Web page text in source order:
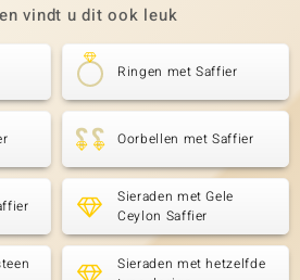
vindt u dit ook leuk
Ringen met Saffier
Oorbellen met Saffier
Sieraden met Gele
Ceylon Saffier
Sieraden met hetzelfde